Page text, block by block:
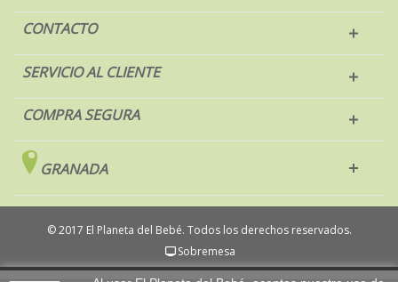
CONTACTO
SERVICIO AL CLIENTE
COMPRA SEGURA
GRANADA
© 2017 El Planeta del Bebé. Todos los derechos reservados.
Sobremesa